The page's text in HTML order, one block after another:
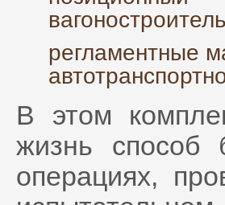
регламентные
В этом
жизнь способ
операциях,